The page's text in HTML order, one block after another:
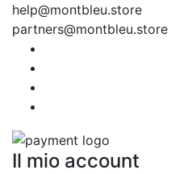
help@montbleu.store
partners@montbleu.store
Il mio account